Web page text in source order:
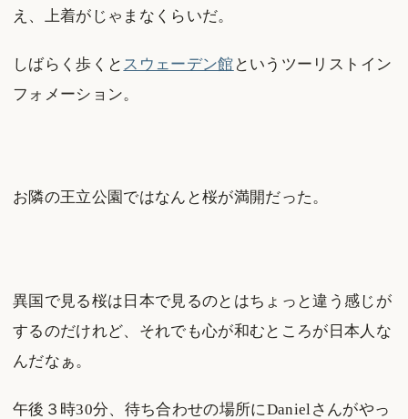
え、上着がじゃまなくらいだ。
しばらく歩くと スウェーデン館 というツーリストイン
フォメーション。
お隣の王立公園ではなんと桜が満開だった。
異国で見る桜は日本で見るのとはちょっと違う感じが
するのだけれど、それでも心が和むところが日本人な
んだなぁ。
午後３時30分、待ち合わせの場所にDanielさんがやっ